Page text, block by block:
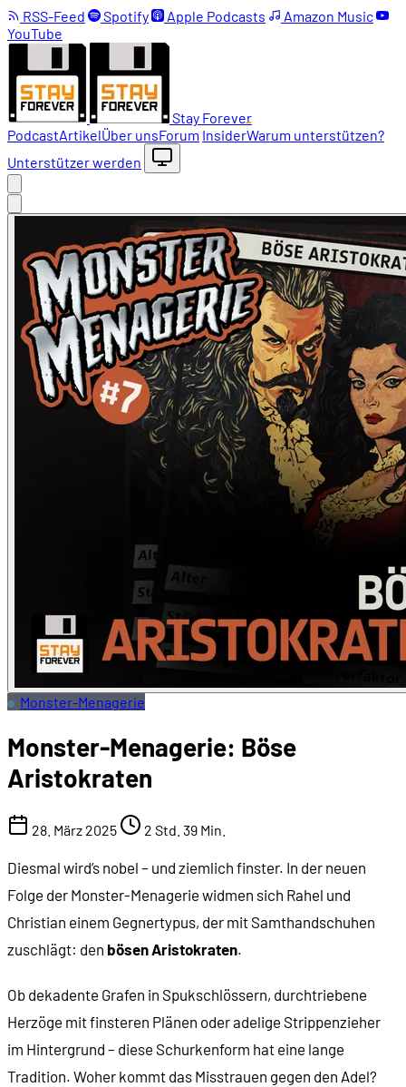
RSS-Feed Spotify Apple Podcasts
Amazon Music
YouTube
Stay Forever
PodcastArtikelÜber unsForum InsiderWarum unterstützen?
Unterstützer werden
Monster-Menagerie
Monster-Menagerie: Böse
Aristokraten
28. März 2025 2 Std. 39 Min.
Diesmal wird’s nobel – und ziemlich finster. In der neuen
Folge der Monster-Menagerie widmen sich Rahel und
Christian einem Gegnertypus, der mit Samthandschuhen
zuschlägt: den bösen Aristokraten.
Ob dekadente Grafen in Spukschlössern, durchtriebene
Herzöge mit finsteren Plänen oder adelige Strippenzieher
im Hintergrund – diese Schurkenform hat eine lange
Tradition. Woher kommt das Misstrauen gegen den Adel?